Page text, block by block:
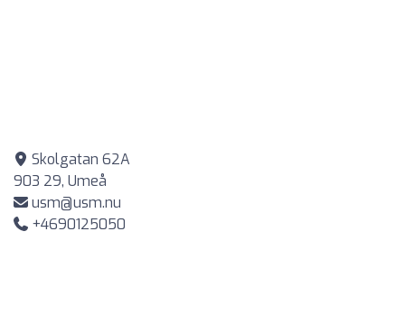
Skolgatan 62A
903 29, Umeå
usm@usm.nu
+4690125050